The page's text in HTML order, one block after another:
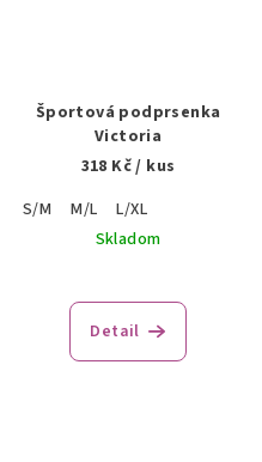
Športová podprsenka
Victoria
318 Kč/ kus
S/M
M/L
L/XL
Skladom
Detail